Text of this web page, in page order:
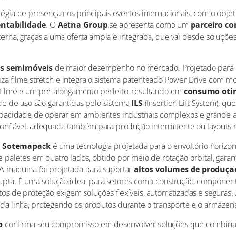
de presença nos principais eventos internacionais, com o
. OAetna Groupse apresenta como um parceiro
graças a uma oferta ampla e integrada, que vai desde
semimóveis de maior desempenho no mercado. Projetado
filme stretch e integra o sistema patenteado Power Drive com
e um pré-alongamento perfeito, resultando em consumo
de uso são garantidas pelo sistema ILS(Insertion Lift System),
de operar em ambientes industriais complexos e grande
adequada também para produção intermitente ou layouts
é uma tecnologia projetada para o envoltório
paletes em quatro lados, obtido por meio de rotação orbital,
máquina foi projetada para suportaraltos volumes de
É uma solução ideal para setores como construção,
de proteção exigem soluções flexíveis, automatizadas e
linha, protegendo os produtos durante o transporte e o
confirma seu compromisso em desenvolver soluções que